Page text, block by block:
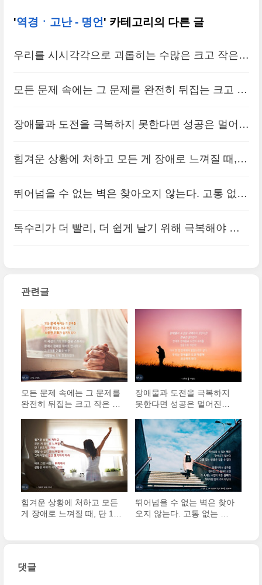
'역경ㆍ고난 - 명언' 카테고리의 다른 글
우리를 시시각각으로 괴롭히는 수많은 크고 작은
흔들리지 않도록 단결케 하는 사명을 ..
(3)
모든 문제 속에는 그 문제를 완전히 뒤집는 크고 작
기회로 바꾼 사람들에 의해 창조되었다
(0)
장애물과 도전을 극복하지 못한다면 성공은 멀어진
장애물과 도전 때문에 성공하게 된다.
(0)
힘겨운 상황에 처하고 모든 게 장애로 느껴질 때,
에서 상황은 바뀌기 시작한다.
(0)
뛰어넘을 수 없는 벽은 찾아오지 않는다. 고통 없는
독수리가 더 빨리, 더 쉽게 날기 위해 극복해야 할
떨어져 아예 날수 없게 된다.
관련글
모든 문제 속에는 그 문제를
완전히 뒤집는 크고 작은 소
거의 모든 성공 스토리는 문
제나 장애를 똑바로 인식하
고 그 문제를 기회로 바꾼
사람들에 의해 창조되었다
장애물과 도전을 극복하지
못한다면 성공은 멀어진다.
리를 성공으로 이끈다. 다시
한 번 반복해서 말씀드리고
싶다. 우리는 장애물과 도전
때문에 성공하게 된다.
힘겨운 상황에 처하고 모든
게 장애로 느껴질 때, 단 1분
뀌기 시작한다.
뛰어넘을 수 없는 벽은 찾아
오지 않는다. 고통 없는 성
댓글